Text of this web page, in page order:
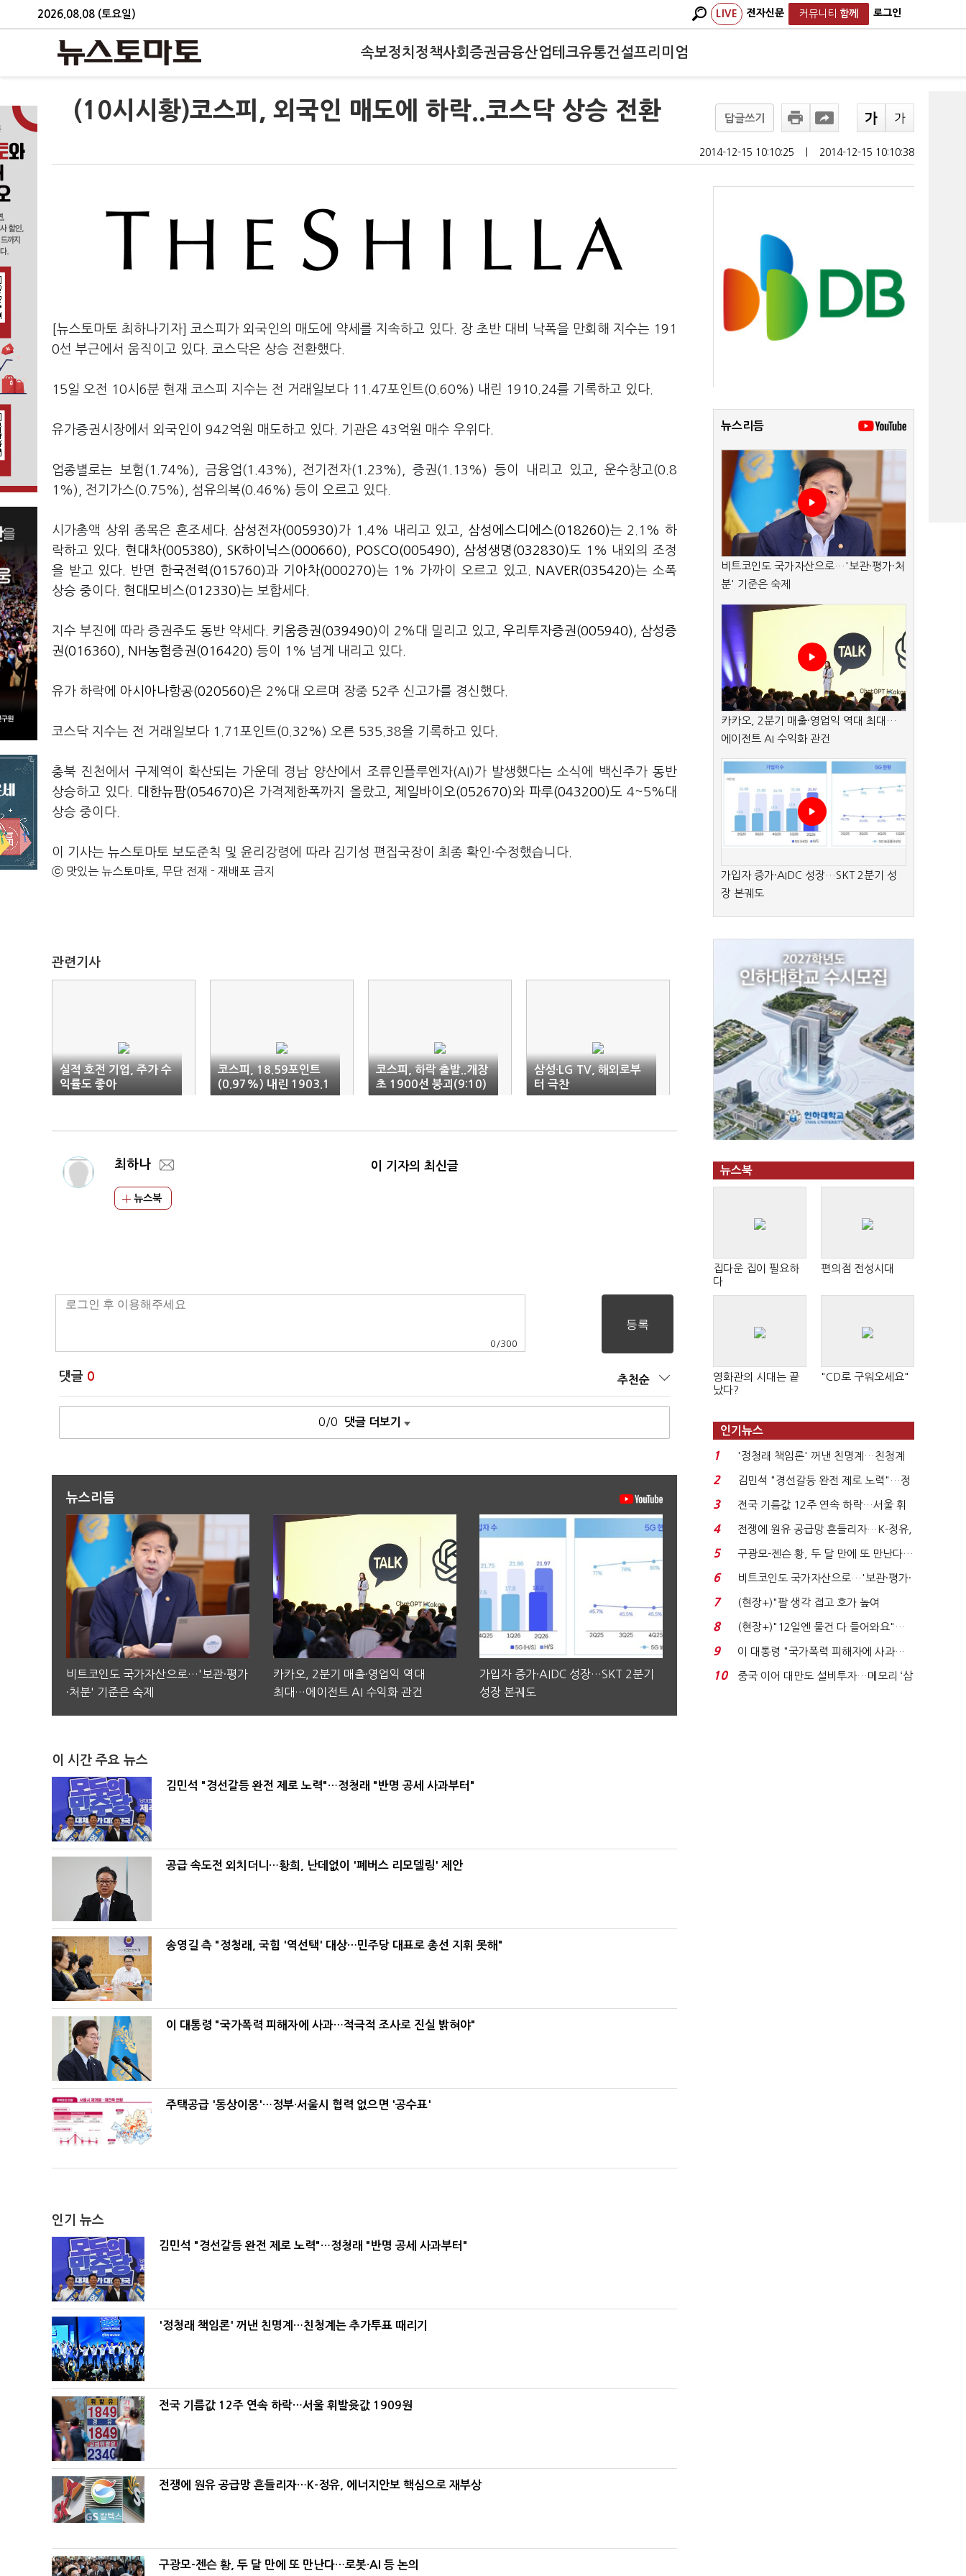
2026.08.08 (토요일) LIVE 전자신문 커뮤니티 함께 로그인
속보정치 정책사회 증권금융산업테크유통건설프리미엄
(10시시황)코스피, 외국인 매도에 하락..코스닥 상승 전환 답글쓰기
2014-12-15 10:10:25 2014-12-15 10:10:38
[뉴스토마토 최하나기자] 코스피가 외국인의 매도에 약세를 지속하고 있다. 장 초반 대비 낙폭을 만회해 지수는 191
0선 부근에서 움직이고 있다. 코스닥은 상승 전환했다.
15일 오전 10시6분 현재 코스피 지수는 전 거래일보다 11.47포인트(0.60%) 내린 1910.24를 기록하고 있다.
유가증권시장에서 외국인이 942억원 매도하고 있다. 기관은 43억원 매수 우위다.
업종별로는 보험(1.74%), 금융업(1.43%), 전기전자(1.23%), 증권(1.13%) 등이 내리고 있고, 운수창고(0.8
1%), 전기가스(0.75%), 섬유의복(0.46%) 등이 오르고 있다.
시가총액 상위 종목은 혼조세다. 삼성전자(005930)가 1.4% 내리고 있고, 삼성에스디에스(018260)는 2.1% 하
락하고 있다. 현대차(005380) SK하이닉스(000660) POSCO(005490) 삼성생명(032830)도 1% 내외의 조정
을 받고 있다. 반면 한국전력(015760)과 기아차(000270)는 1% 가까이 오르고 있고. NAVER(035420)는 소폭
상승 중이다. 현대모비스(012330)는 보합세다.
지수 부진에 따라 증권주도 동반 약세다. 키움증권(039490)이 2%대 밀리고 있고, 우리투자증권(005940)
삼성증
권(016360)
NH농협증권(016420) 등이 1% 넘게 내리고 있다.
유가 하락에 아시아나항공(020560)은 2%대 오르며 장중 52주 신고가를 경신했다.
코스닥 지수는 전 거래일보다 1.71포인트(0.32%) 오른 535.38을 기록하고 있다.
충북 진천에서 구제역이 확산되는 가운데 경남 양산에서 조류인플루엔자(AI)가 발생했다는 소식에 백신주가 동반
상승하고 있다. 대한뉴팜(054670)은 가격제한폭까지 올랐고, 제일바이오(052670)와 파루(043200)도 4~5%대
상승 중이다.
이 기사는 뉴스토마토 보도준칙 및 윤리강령에 따라 김기성 편집국장이 최종 확인·수정했습니다.
ⓒ 맛있는 뉴스토마토, 무단 전재 - 재배포 금지
관련기사
실적 호전 기업, 주가 수
익률도 좋아
코스피, 18.59포인트
(0.97%) 내린 1903.1
2 출발
코스피, 하락 출발..개장
초 1900선 붕괴(9:10)
삼성·LG TV, 해외로부
터 극찬
최하나
뉴스북
이 기자의 최신글
0 /300
댓글 0 추천순
0/0 댓글 더보기
뉴스리듬
비트코인도 국가자산으로…'보관·평가
·처분' 기준은 숙제
카카오, 2분기 매출·영업익 역대
최대…에이전트 AI 수익화 관건
가입자 증가·AIDC 성장…SKT 2분기
성장 본궤도
이 시간 주요 뉴스
김민석 "경선갈등 완전 제로 노력"…정청래 "반명 공세 사과부터"
공급 속도전 외치더니…황희, 난데없이 '폐버스 리모델링' 제안
송영길 측 "정청래, 국힘 '역선택' 대상…민주당 대표로 총선 지휘 못해"
이 대통령 "국가폭력 피해자에 사과…적극적 조사로 진실 밝혀야"
주택공급 '동상이몽'…정부·서울시 협력 없으면 '공수표'
인기 뉴스
김민석 "경선갈등 완전 제로 노력"…정청래 "반명 공세 사과부터"
'정청래 책임론' 꺼낸 친명계…친청계는 추가투표 때리기
전국 기름값 12주 연속 하락…서울 휘발윳값 1909원
전쟁에 원유 공급망 흔들리자…K-정유, 에너지안보 핵심으로 재부상
구광모-젠슨 황, 두 달 만에 또 만난다…로봇·AI 등 논의
뉴스리듬
비트코인도 국가자산으로…'보관·평가·처
분' 기준은 숙제
카카오, 2분기 매출·영업익 역대 최대…
에이전트 AI 수익화 관건
가입자 증가·AIDC 성장…SKT 2분기 성
장 본궤도
뉴스북
집다운 집이 필요하
다
편의점 전성시대
영화관의 시대는 끝
났다?
"CD로 구워오세요"
인기뉴스
1
'정청래 책임론' 꺼낸 친명계…친청계
는 추가투표 때리기...
2
김민석 "경선갈등 완전 제로 노력"…정
청래 "반명 공세 사...
3
전국 기름값 12주 연속 하락…서울 휘
발윳값 1909원...
4
전쟁에 원유 공급망 흔들리자…K-정유,
에너지안보 핵심...
5
구광모-젠슨 황, 두 달 만에 또 만난다…
로봇·AI 등 논...
6
비트코인도 국가자산으로…'보관·평가·
처분' 기준은 ...
7
(현장+)"팔 생각 접고 호가 높여
요"…'덜 똘똘한 한 채' 20...
8
(현장+)"12일엔 물건 다 들어와요"…
빈 매대 채우며 문 연 ...
9
이 대통령 "국가폭력 피해자에 사과…
적극적 조사로 진...
10
중국 이어 대만도 설비투자…메모리 ‘삼